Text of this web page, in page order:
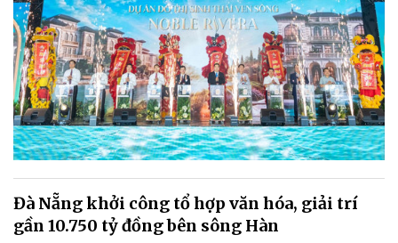
Đà Nẵng khởi công tổ hợp văn hóa, giải trí
gần 10.750 tỷ đồng bên sông Hàn